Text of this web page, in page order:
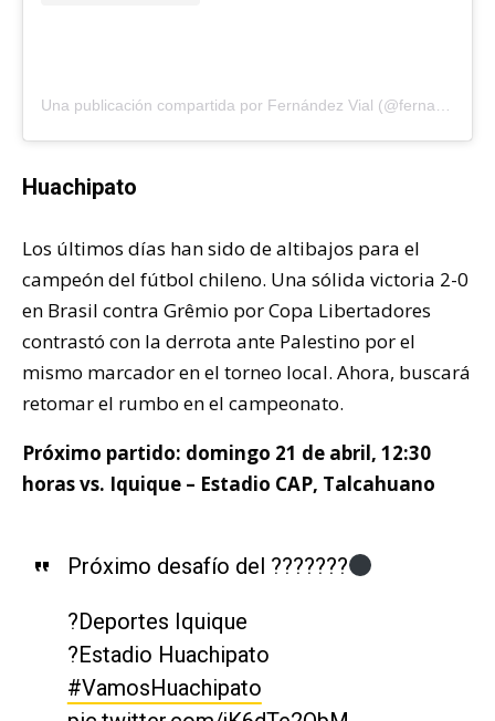
Huachipato
Los últimos días han sido de altibajos para el
campeón del fútbol chileno. Una sólida victoria 2-0
en Brasil contra Grêmio por Copa Libertadores
contrastó con la derrota ante Palestino por el
mismo marcador en el torneo local. Ahora, buscará
retomar el rumbo en el campeonato.
Próximo partido: domingo 21 de abril, 12:30
horas vs. Iquique – Estadio CAP, Talcahuano
Próximo desafío del ???????
?Deportes Iquique
?️Estadio Huachipato
#VamosHuachipato